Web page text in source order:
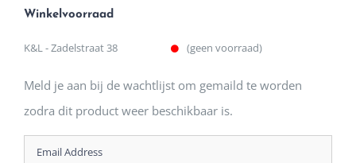
Winkelvoorraad
K&L - Zadelstraat 38 (geen voorraad)
Meld je aan bij de wachtlijst om gemaild te worden
zodra dit product weer beschikbaar is.
Enter